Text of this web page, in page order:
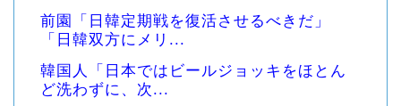
前園「日韓定期戦を復活させるべきだ」
「日韓双方にメリ...
韓国人「日本ではビールジョッキをほとん
ど洗わずに、次...